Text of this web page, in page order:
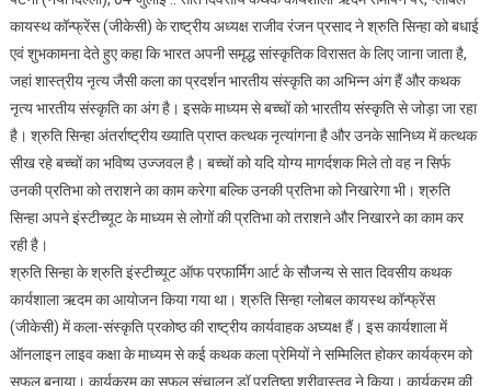
कायस्थ कॉन्फ्रेंस (जीकेसी) के राष्ट्रीय अध्यक्ष राजीव रंजन प्रसाद ने श्रुति सिन्हा को बधाई
एवं शुभकामना देते हुए कहा कि भारत अपनी समृद्ध सांस्कृतिक विरासत के लिए जाना जाता है,
जहां शास्त्रीय नृत्य जैसी कला का प्रदर्शन भारतीय संस्कृति का अभिन्न अंग हैं और कथक
नृत्य भारतीय संस्कृति का अंग है। इसके माध्यम से बच्चों को भारतीय संस्कृति से जोड़ा जा रहा
है। श्रुति सिन्हा अंतर्राष्ट्रीय ख्याति प्राप्त कत्थक नृत्यांगना है और उनके सानिध्य में कत्थक
सीख रहे बच्चों का भविष्य उज्जवल है। बच्चों को यदि योग्य मागर्दशक मिले तो वह न सिर्फ
उनकी प्रतिभा को तराशने का काम करेगा बल्कि उनकी प्रतिभा को निखारेगा भी। श्रुति
सिन्हा अपने इंस्टीच्यूट के माध्यम से लोगों की प्रतिभा को तराशने और निखारने का काम कर
रही है।
श्रुति सिन्हा के श्रुति इंस्टीच्यूट ऑफ परफार्मिग आर्ट के सौजन्य से सात दिवसीय कथक
कार्यशाला ऋदम का आयोजन किया गया था। श्रुति सिन्हा ग्लोबल कायस्थ कॉन्फ्रेंस
(जीकेसी) में कला-संस्कृति प्रकोष्ठ की राष्ट्रीय कार्यवाहक अघ्यक्ष हैं। इस कार्यशाला में
ऑनलाइन लाइव कक्षा के माध्यम से कई कथक कला प्रेमियों ने सम्मिलित होकर कार्यक्रम को
सफल बनाया। कार्यक्रम का सफल् संचालन डॉ प्रतिष्ठा श्रीवास्तव ने किया। कार्यक्रम की